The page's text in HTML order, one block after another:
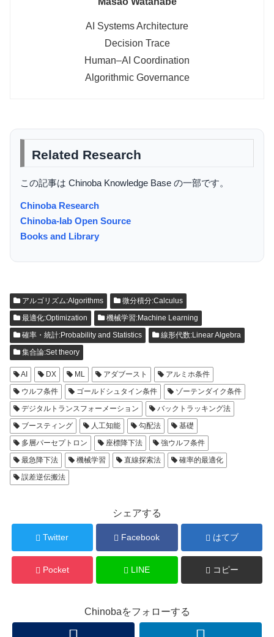
AI Systems Architecture
Decision Trace
Human–AI Coordination
Algorithmic Governance
Related Research
この記事は Chinoba Knowledge Base の一部です。
Chinoba Research
Chinoba-lab Open Source
Books and Library
アルゴリズム:Algorithms
微分積分:Calculus
最適化:Optimization
機械学習:Machine Learning
確率・統計:Probability and Statistics
線形代数:Linear Algebra
集合論:Set theory
AI DX ML アダブースト
アルミホ条件
ウルフ条件
ゴールドシュタイン条件
ゾーテンダイク条件
デジタルトランスフォーメーション
バックトラッキング法
ブースティング
人工知能 勾配法
基礎
多層パーセプトロン
座標降下法
強ウルフ条件
最急降下法
機械学習 直線探索法
確率的最適化
誤差逆伝搬法
シェアする
Twitter Facebook はてブ
Pocket LINE コピー
Chinobaをフォローする